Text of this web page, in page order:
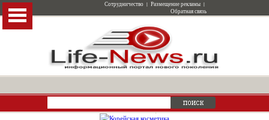
Сотрудничество | Размещение рекламы |
Обратная связь